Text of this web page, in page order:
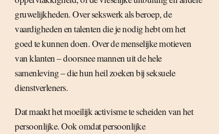
gruwelijkheden. Over sekswerk als beroep, de
vaardigheden en talenten die je nodig hebt om het
goed te kunnen doen. Over de menselijke motieven
van klanten – doorsnee mannen uit de hele
samenleving – die hun heil zoeken bij seksuele
dienstverleners.
Dat maakt het moeilijk activisme te scheiden van het
persoonlijke. Ook omdat persoonlijke